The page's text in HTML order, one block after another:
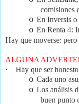
comisiones
o En Inversis o
o En Renta 4:
Hay que moverse: pero
ALGUNA
·
Hay que ser
o Cada uno
o Los análisis
buen punto